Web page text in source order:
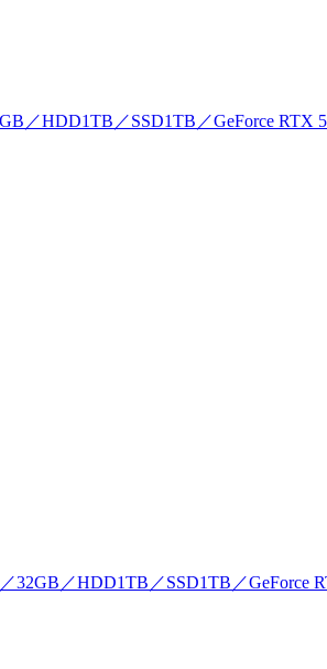
／HDD1TB／SSD1TB／GeForce RTX
32GB／HDD1TB／SSD1TB／GeForce